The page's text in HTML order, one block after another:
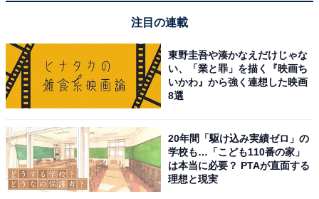
注目の連載
東野圭吾や湊かなえだけじゃな
い、「業と罪」を描く『映画ち
いかわ』から強く連想した映画
8選
20年間「駆け込み実績ゼロ」の
学校も…「こども110番の家」
は本当に必要？ PTAが直面する
理想と現実